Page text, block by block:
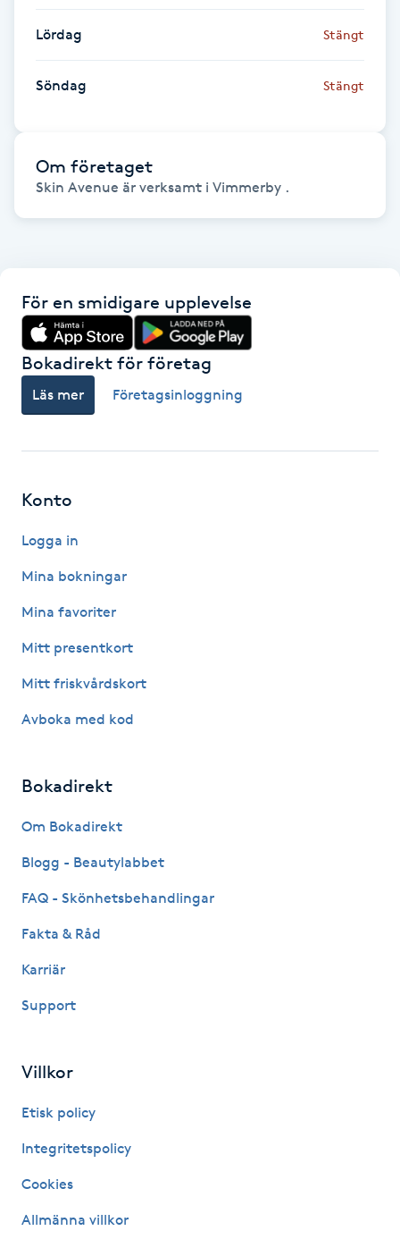
Fransrengöring
Frekvensterapi
Friskvård
Frisör
Funktionsanalys
G
Gel naglar
Gellack
Gellack med förstärkning
Gravidyoga
Gua Sha-massage
H
Hatha Yoga
Headspa
Healing
Herrklippning
Hollywood Peel
Lördag Stängt
Söndag Stängt
Om företaget
Skin Avenue är verksamt i Vimmerby .
För en smidigare upplevelse
Bokadirekt för företag
Läs mer Företagsinloggning
Konto
Logga in
Mina bokningar
Mina favoriter
Mitt presentkort
Mitt friskvårdskort
Avboka med kod
Bokadirekt
Om Bokadirekt
Blogg - Beautylabbet
FAQ - Skönhetsbehandlingar
Fakta & Råd
Karriär
Support
Villkor
Etisk policy
Integritetspolicy
Cookies
Allmänna villkor